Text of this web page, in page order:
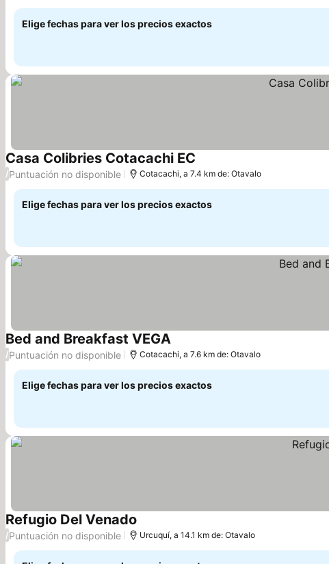
Elige fechas para ver los precios exactos
Casa Colibries Cotacachi EC
/Puntuación no disponible Cotacachi, a 7.4 km de: Otavalo
Elige fechas para ver los precios exactos
Bed and Breakfast VEGAVer precios
/Puntuación no disponible Cotacachi, a 7.6 km de: Otavalo
Elige fechas para ver los precios exactos
Refugio Del Venado
/Puntuación no disponible Urcuquí, a 14.1 km de: Otavalo